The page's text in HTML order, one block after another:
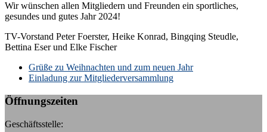
Wir wünschen allen Mitgliedern und Freunden ein sportliches,
gesundes und gutes Jahr 2024!
TV-Vorstand Peter Foerster, Heike Konrad, Bingqing Steudle,
Bettina Eser und Elke Fischer
Grüße zu Weihnachten und zum neuen Jahr
Einladung zur Mitgliederversammlung
Öffnungszeiten
Geschäftsstelle: